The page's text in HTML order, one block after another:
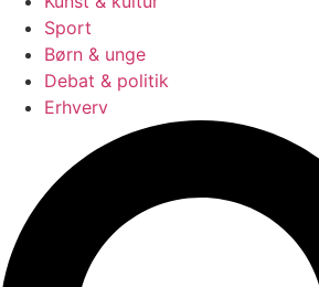
Sport
Børn & unge
Debat & politik
Erhverv